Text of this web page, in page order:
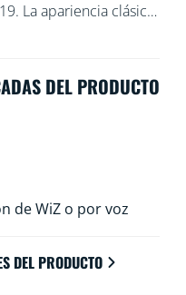
La apariencia clásica
deseado mediante la
una bocina
horario para
tus rutinas diarias o
a las luces
Las luces WiZ se
de hardware
DEL PRODUCTO
de WiZ o por voz
DEL PRODUCTO